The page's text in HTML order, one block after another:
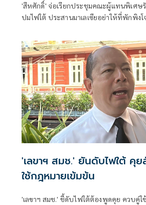
'สีหศักดิ์' จ่อเรียก​ประชุมคณะผู้แทนพิเศษ
ปมไฟใต้​ ประสานมาเลเซีย​อย่าให้ที่พักพิง​
โชว์ตัวตน
'เลขาฯ สมช.' ยันดับไฟใต้ คุ
ใช้กฎหมายเข้มข้น
'เลขาฯ สมช.' ชี้ดับไฟใต้ต้องพูดคุย ควบคู่ใ